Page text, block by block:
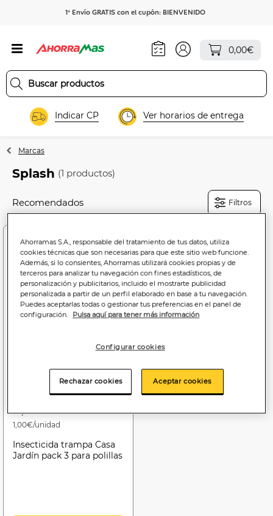
1º Envío GRATIS con el cupón: BIENVENIDO
0,00€
Indicar CP Ver horarios de entrega
Marcas
Splash (1 productos)
Filtros
3,00€
1,00€/unidad
Insecticida trampa Casa
Jardín pack 3 para polillas
Ahorramas S.A., responsable del tratamiento de tus datos, utiliza
cookies técnicas que son necesarias para que este sitio web funcione.
Además, si lo consientes, Ahorramas utilizará cookies propias y de
terceros para analizar tu navegación con fines estadísticos, de
personalización y publicitarios, incluido el mostrarte publicidad
personalizada a partir de un perfil elaborado en base a tu navegación.
Puedes aceptarlas todas o gestionar tus preferencias en el panel de
configuración. Pulsa aquí para tener más información
Configurar cookies
Rechazar cookies Aceptar cookies